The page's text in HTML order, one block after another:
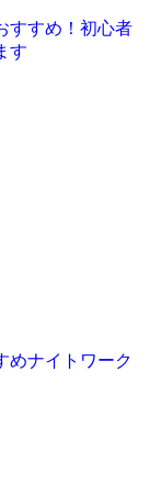
すすめ！初心者
す
めナイトワーク